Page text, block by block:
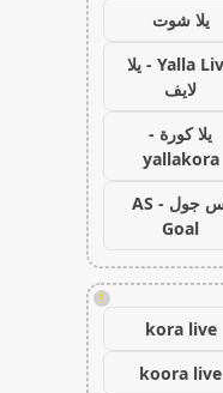
يلا شوت
Yalla Live - يلا
لايف
يلا كورة -
yallakora
اس جول - AS
Goal
!
kora live
koora live